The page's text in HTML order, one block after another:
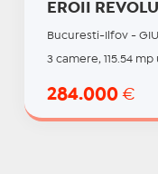
EROII
Bucuresti-Ilfov -
3 camere, 115.54 mp
284.000 €